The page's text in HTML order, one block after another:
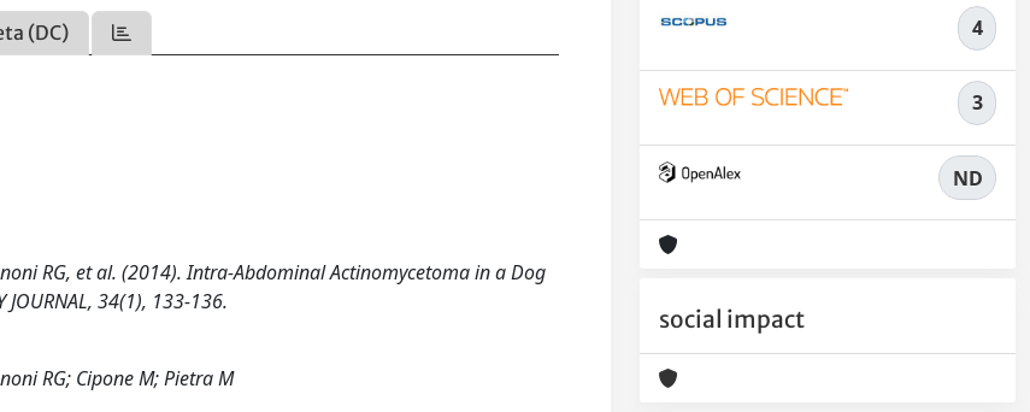
(DC)
RG, et al. (2014). Intra-Abdominal Actinomycetoma in a Dog
JOURNAL, 34(1), 133-136.
RG; Cipone M; Pietra M
4
3
ND
social impact